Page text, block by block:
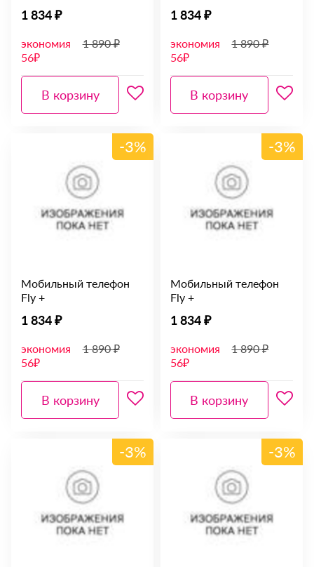
1 834 ₽
экономия
56₽
1 890 ₽
В корзину
1 834 ₽
экономия
56₽
1 890 ₽
В корзину
-3%
Мобильный телефон
Fly +
1 834 ₽
экономия
56₽
1 890 ₽
В корзину
-3%
Мобильный телефон
Fly +
1 834 ₽
экономия
56₽
1 890 ₽
В корзину
-3% -3%